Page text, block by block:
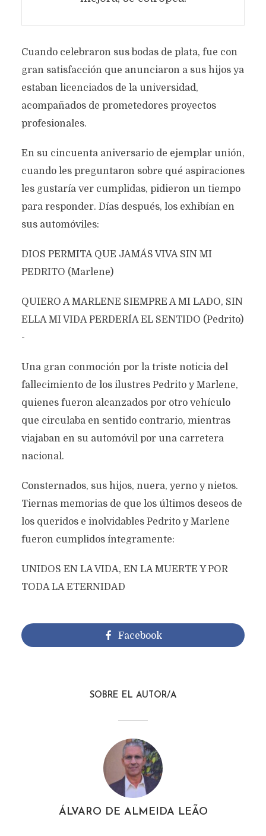
PEDRITO Y MARLENE
Categoría:Prosa
noviembre 25, 2024
1.249 views
3 Minutos en leer
Cuando celebraron sus bodas de plata, fue con
gran satisfacción que anunciaron a sus hijos ya
estaban licenciados de la universidad,
acompañados de prometedores proyectos
profesionales.
En su cincuenta aniversario de ejemplar unión,
cuando les preguntaron sobre qué aspiraciones
les gustaría ver cumplidas, pidieron un tiempo
para responder. Días después, los exhibían en
sus automóviles:
DIOS PERMITA QUE JAMÁS VIVA SIN MI
PEDRITO (Marlene)
QUIERO A MARLENE SIEMPRE A MI LADO, SIN
ELLA MI VIDA PERDERÍA EL SENTIDO (Pedrito)
-
Una gran conmoción por la triste noticia del
fallecimiento de los ilustres Pedrito y Marlene,
quienes fueron alcanzados por otro vehículo
que circulaba en sentido contrario, mientras
viajaban en su automóvil por una carretera
nacional.
Consternados, sus hijos, nuera, yerno y nietos.
Tiernas memorias de que los últimos deseos de
los queridos e inolvidables Pedrito y Marlene
fueron cumplidos íntegramente:
UNIDOS EN LA VIDA, EN LA MUERTE Y POR
TODA LA ETERNIDAD
Facebook
SOBRE EL AUTOR/A
ÁLVARO DE ALMEIDA LEÃO